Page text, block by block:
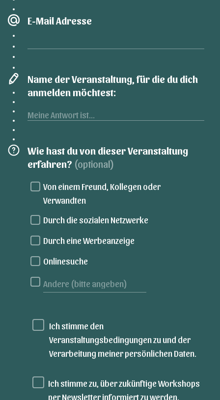
E-Mail Adresse
Name der Veranstaltung, für die du dich
anmelden möchtest:
Wie hast du von dieser Veranstaltung
erfahren? (optional)
Von einem Freund, Kollegen oder
Verwandten
Durch die sozialen Netzwerke
Durch eine Werbeanzeige
Onlinesuche
Ich stimme den
Veranstaltungsbedingungen zu und der
Verarbeitung meiner persönlichen Daten.
Ich stimme zu, über zukünftige Workshops
per Newsletter informiert zu werden.